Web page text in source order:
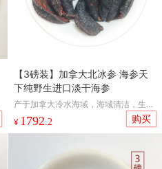
【3磅装】加拿大北冰参 海参天
下纯野生进口淡干海参
产于加拿大冷水海域，海域清洁，生长
年限长，营养积累丰富，口感爽脆。
¥ 1792.2 购买